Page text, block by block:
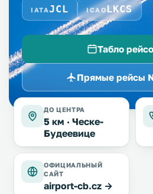
IATAJCL ICAOLKCS
Табло
Прямые рейсы
ДО ЦЕНТРА
5 км · Ческе-
Будеевице
ОФИЦИАЛЬНЫЙ
САЙТ
airport-cb.cz →